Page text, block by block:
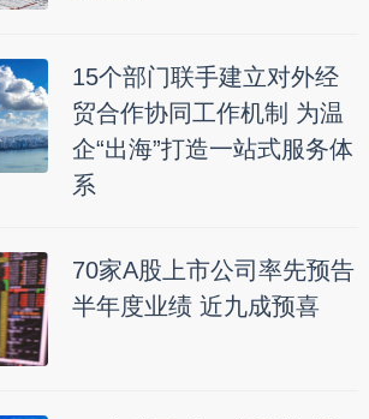
15个部门联手建立对外经
贸合作协同工作机制 为温
企“出海”打造一站式服务体
系
70家A股上市公司率先预告
半年度业绩 近九成预喜